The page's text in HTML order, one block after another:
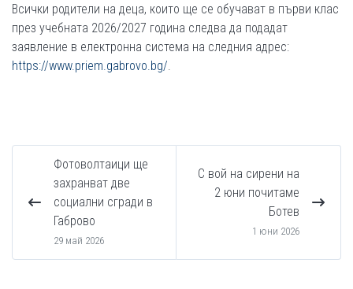
Всички родители на деца, които ще се обучават в първи клас
през учебната 2026/2027 година следва да подадат
заявление в електронна система на следния адрес:
https://www.priem.gabrovo.bg/
Фотоволтаици ще
захранват две
социални сгради в
Габрово
29 май 2026
С вой на сирени на
2 юни почитаме
Ботев
1 юни 2026